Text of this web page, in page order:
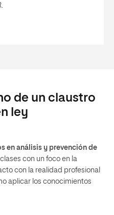
de un claustro
ley
en análisis y prevención de
con un foco en la
con la realidad profesional
aplicar los conocimientos